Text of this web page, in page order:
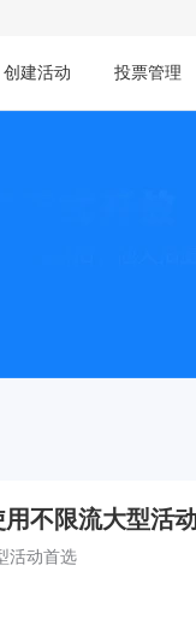
创建活动 投票管理
不限流大型活
活动首选